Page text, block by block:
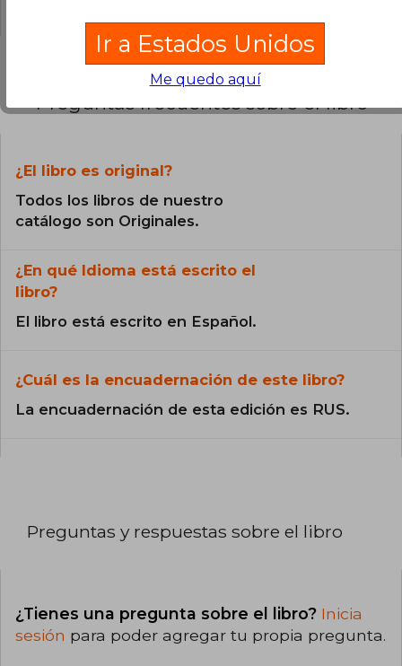
Preguntas frecuentes sobre el libro
¿El libro es original?
Todos los libros de nuestro
catálogo son Originales.
¿En qué Idioma está escrito el
libro?
El libro está escrito en Español.
¿Cuál es la encuadernación de este libro?
La encuadernación de esta edición es RUS.
Preguntas y respuestas sobre el libro
¿Tienes una pregunta sobre el libro? Inicia
sesión para poder agregar tu propia pregunta.
Ir a Estados Unidos
Me quedo aquí